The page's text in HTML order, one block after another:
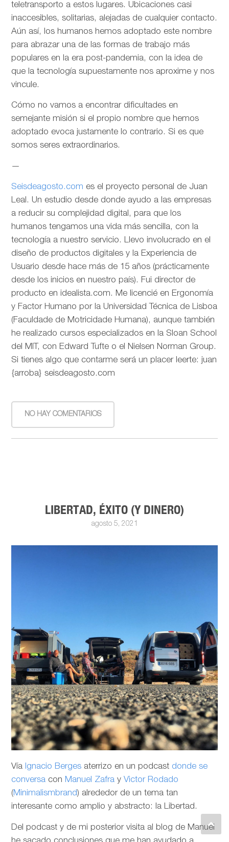
teletransporto a estos lugares. Ubicaciones casi
inaccesibles, solitarias, alejadas de cualquier contacto.
Aún así, los humanos hemos adoptado este nombre
para abrazar una de las formas de trabajo más
populares en la era post-pandemia, con la idea de
que la tecnología supuestamente nos aproxime y nos
vincule.
Cómo no vamos a encontrar dificultades en
semejante misión si el propio nombre que hemos
adoptado evoca justamente lo contrario. Si es que
somos seres extraordinarios.
—
Seisdeagosto.com es el proyecto personal de Juan
Leal. Un estudio desde donde ayudo a las empresas
a reducir su complejidad digital, para que los
humanos tengamos una vida más sencilla, con la
tecnología a nuestro servicio. Llevo involucrado en el
diseño de productos digitales y la Experiencia de
Usuario desde hace más de 15 años (prácticamente
desde los inicios en nuestro país). Fui director de
producto en idealista.com. Me licencié en Ergonomía
y Factor Humano por la Universidad Técnica de Lisboa
(Faculdade de Motricidade Humana), aunque también
he realizado cursos especializados en la Sloan School
del MIT, con Edward Tufte o el Nielsen Norman Group.
Si tienes algo que contarme será un placer leerte: juan
{arroba} seisdeagosto.com
NO HAY COMENTARIOS
LIBERTAD, ÉXITO (Y DINERO)
agosto 5, 2021
Vía Ignacio Berges aterrizo en un podcast donde se
conversa con Manuel Zafra y Victor Rodado
(Minimalismbrand) alrededor de un tema tan
interesante como amplio y abstracto: la Libertad.
Del podcast y de mi posterior visita al blog de Manuel